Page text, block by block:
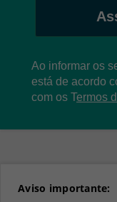
Ao informar os
está de acordo
com os Termos
Aviso importante: